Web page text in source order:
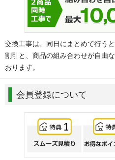
交換工事は、同日にまとめて行う
割引と、商品の組み合わせが自由
おります。
会員登録について